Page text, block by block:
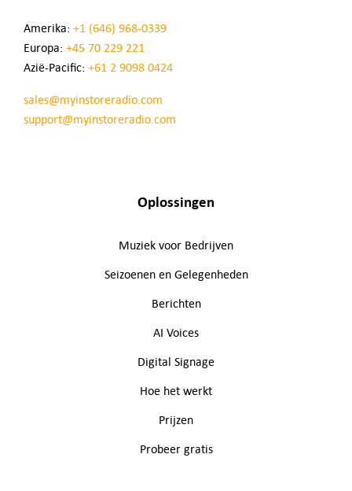
Amerika: +1 (646) 968-0339
Europa: +45 70 229 221
Azië-Pacific: +61 2 9098 0424
sales@myinstoreradio.com
support@myinstoreradio.com
Oplossingen
Muziek voor Bedrijven
Seizoenen en Gelegenheden
Berichten
AI Voices
Digital Signage
Hoe het werkt
Prijzen
Probeer gratis